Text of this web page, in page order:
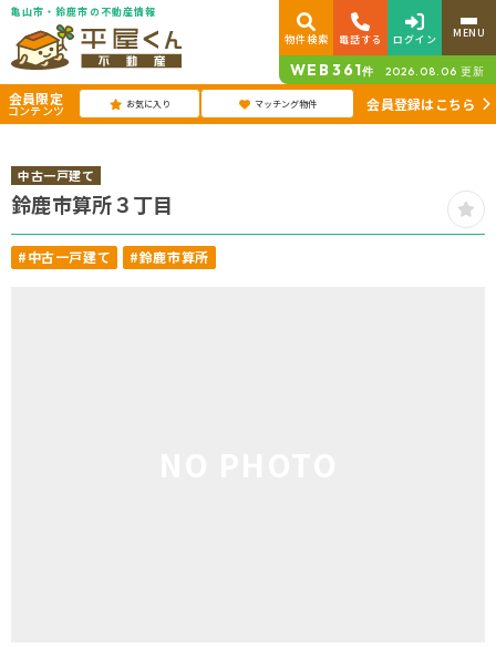
亀山市・鈴鹿市の不動産情報
物件検索
電話する ログイン MENU
WEB361件 2026.08.06 更新
会員限定
コンテンツ お気に入り マッチング物件 会員登録はこちら
中古一戸建て
鈴鹿市算所３丁目
#中古一戸建て #鈴鹿市算所